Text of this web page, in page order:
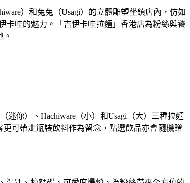
）和兔兔（Usagi）的立體雕塑坐鎮店內，仿如
卡哇的魅力。「吉伊卡哇拉麵」香港店為粉絲與饕
你）、Hachiware（小）和Usagi（大）三種拉麵
可帶走瓶裝飲料作為留念，點選飲品亦會隨機贈